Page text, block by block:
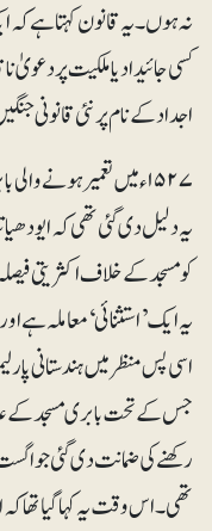
نہ ہوں۔یہ قانون کہتا
کسی جائیداد یا ملکیت پر
اجداد کے نام پر نئی قانونی
کو مسجد کے خلاف اکثریتی
یہ ایک ’استثنائی‘معاملہ
اسی پس منظر میں ہندستانی
جس کے تحت بابری مسجد کے
تھی۔ اس وقت یہ کہا گیا تھا